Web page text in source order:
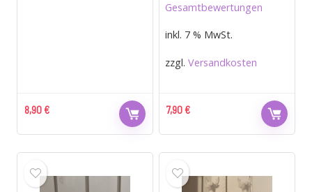
8,90€
Gesamtbewertungen
7,90€
inkl. 7 % MwSt.
zzgl.Versandkosten